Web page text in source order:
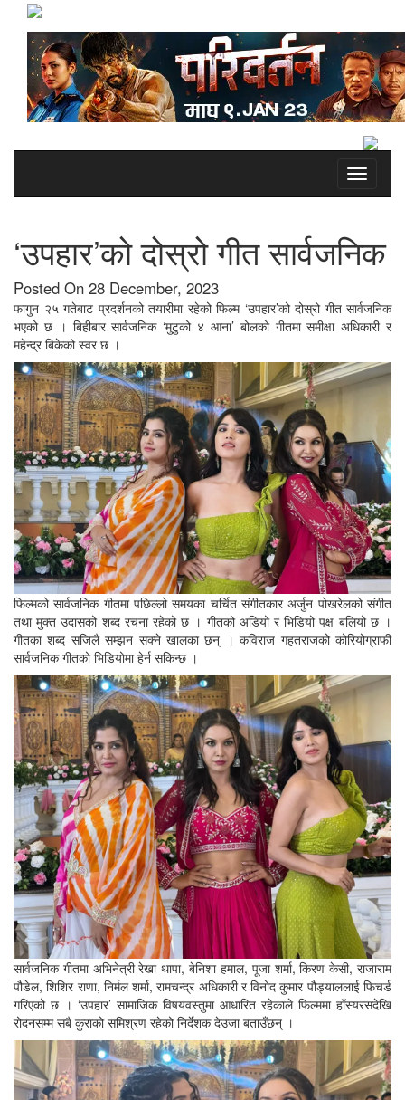
Toggle
‘उपहार’को दोस्रो गीत सार्वजनिक
Posted On 28 December, 2023
फागुन २५ गतेबाट प्रदर्शनको तयारीमा रहेको फिल्म ‘उपहार’को दोस्रो गीत सार्वजनिक
भएको छ । बिहीबार सार्वजनिक ‘मुटुको ४ आना’ बोलको गीतमा समीक्षा अधिकारी र
महेन्द्र बिकेको स्वर छ ।
फिल्मको सार्वजनिक गीतमा पछिल्लो समयका चर्चित संगीतकार अर्जुन पोखरेलको संगीत
तथा मुक्त उदासको शब्द रचना रहेको छ । गीतको अडियो र भिडियो पक्ष बलियो छ ।
गीतका शब्द सजिलै सम्झन सक्ने खालका छन् । कविराज गहतराजको कोरियोग्राफी
सार्वजनिक गीतको भिडियोमा हेर्न सकिन्छ ।
सार्वजनिक गीतमा अभिनेत्री रेखा थापा, बेनिशा हमाल, पूजा शर्मा, किरण केसी, राजाराम
पौडेल, शिशिर राणा, निर्मल शर्मा, रामचन्द्र अधिकारी र विनोद कुमार पौड्याललाई फिचर्ड
गरिएको छ । ‘उपहार’ सामाजिक विषयवस्तुमा आधारित रहेकाले फिल्ममा हाँस्यरसदेखि
रोदनसम्म सबै कुराको समिश्रण रहेको निर्देशक देउजा बताउँछन् ।